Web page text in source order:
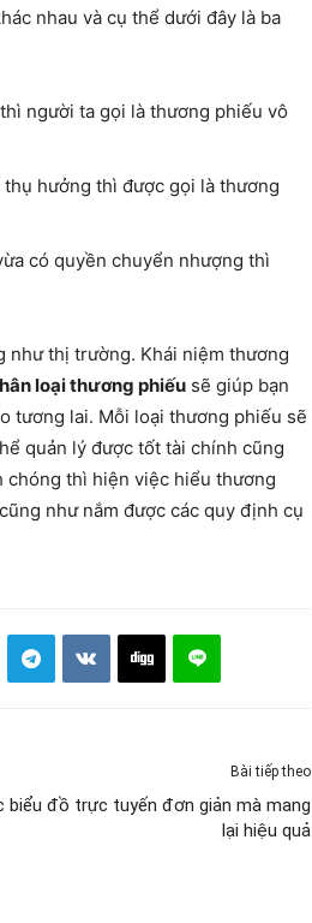
nhau và cụ thể dưới đây là ba
người ta gọi là thương phiếu vô
hưởng thì được gọi là thương
có quyền chuyển nhượng thì
như thị trường. Khái niệm thương
loại thương phiếu sẽ giúp bạn
tương lai. Mỗi loại thương phiếu sẽ
quản lý được tốt tài chính cũng
chóng thì hiện việc hiểu thương
như nắm được các quy định cụ
Bài tiếp theo
biểu đồ trực tuyến đơn giản mà mang
lại hiệu quả